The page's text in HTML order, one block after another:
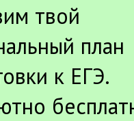
твой
план
к ЕГЭ.